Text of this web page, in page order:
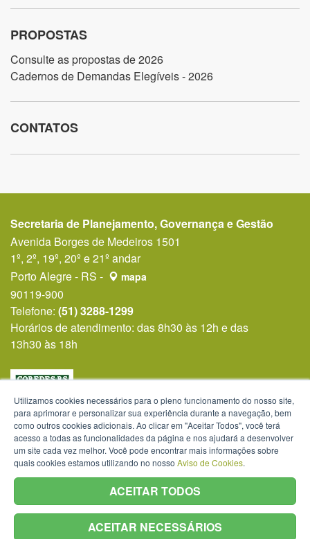
PROPOSTAS
Consulte as propostas de 2026
Cadernos de Demandas Elegíveis - 2026
CONTATOS
Secretaria de Planejamento, Governança e Gestão
Avenida Borges de Medeiros 1501
1º, 2º, 19º, 20º e 21º andar
Porto Alegre - RS -
mapa
90119-900
Telefone: (51) 3288-1299
Horários de atendimento: das 8h30 às 12h e das
13h30 às 18h
Utilizamos cookies necessários para o pleno funcionamento do nosso site,
para aprimorar e personalizar sua experiência durante a navegação, bem
como outros cookies adicionais. Ao clicar em "Aceitar Todos", você terá
acesso a todas as funcionalidades da página e nos ajudará a desenvolver
um site cada vez melhor. Você pode encontrar mais informações sobre
quais cookies estamos utilizando no nosso Aviso de Cookies.
ACEITAR TODOS
ACEITAR NECESSÁRIOS